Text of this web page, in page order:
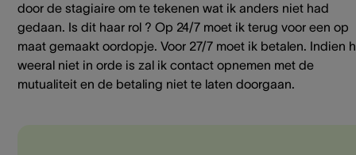
door de stagiaire om te tekenen wat ik anders niet had
gedaan. Is dit haar rol ? Op 24/7 moet ik terug voor een op
maat gemaakt oordopje. Voor 27/7 moet ik betalen. Indien
weeral niet in orde is zal ik contact opnemen met de
mutualiteit en de betaling niet te laten doorgaan.